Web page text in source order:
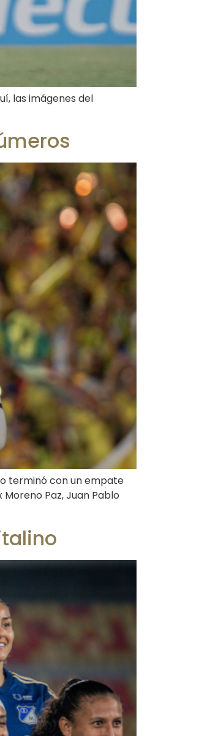
las imágenes del
terminó con un empate
Moreno Paz, Juan Pablo